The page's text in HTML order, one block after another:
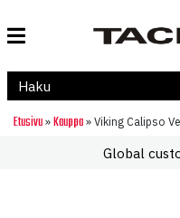
Etusivu » Kauppa » Viking Calipso
Global